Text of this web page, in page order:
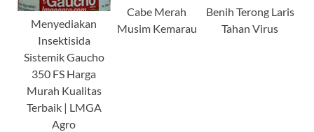
Menyediakan
Insektisida
Sistemik Gaucho
350 FS Harga
Murah Kualitas
Terbaik | LMGA
Agro
Cabe Merah
Musim Kemarau
Benih Terong Laris
Tahan Virus